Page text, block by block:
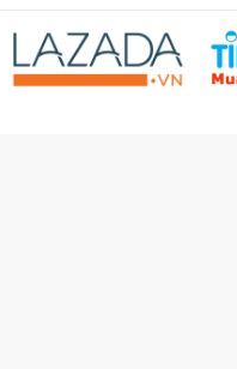
(FAQs)
cầu